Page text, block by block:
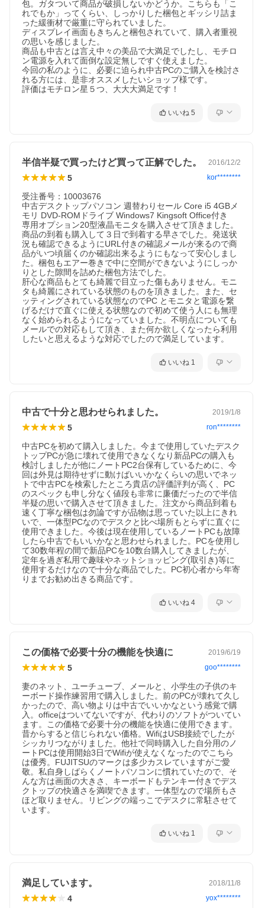
付属品
WPS officeライセンスカード、簡単マニュアル(冊子)、電源ケー
サイズ/重量
[幅] 100 ｘ [奥行き] 338 ｘ [高さ] 308 mm 重量 約 6.13 kg ※サイ
状態（外観）
その他
この商品は週替わりセール商品です。今回は上記情報の商品でお
付属しているネジでHDD増設が可能に！
※3.5インチHDDの場合ネジ4個で増設が可能です。2.5インチHDD
です。
オフィスソフト （Word、Excel等）
WPS Office (ライセンスカード)
マイクロソフトオフィスのファイルが扱えるビジネスソフトの新
ネット接続が必要です。ワード、エクセル、パワーポイントの互
ト版と同じ保存形式も選べるので、相互利用も安心！
検索用
QQ0900,QQ0999,QQ1005,QQ1011,QQ1008,QQ1103,QQ9990
包。ガタついて商品が破損しないかどうか。こちらも「こ
れでもか」ってくらい、しっかりした梱包とギッシリ詰ま
った緩衝材で厳重に守られていました。
ディスプレイ画面もきちんと梱包されていて、購入者重視
の思いを感じました。
商品も中古とは言え中々の美品で大満足でしたし、モチロ
ン電源を入れて面倒な設定無しですぐ使えました。
今回の私のように、必要に迫られ中古PCのご購入を検討さ
れる方には、是非オススメしたいショップ様です。
評価はモチロン星５つ、大大大満足です！
いいね 5
半信半疑で買ったけど買って正解でした。 2016/12/2
5 kor********
受注番号：10003676
中古デスクトップパソコン 週替わりセール Core i5 4GBメ
モリ DVD-ROMドライブ Windows7 Kingsoft Office付き
専用オプション20型液晶モニタを購入させて頂きました。
商品の到着も購入して３日で到着する早さでした。発送状
況も確認できるようにURL付きの確認メールが来るので商
品がいつ頃届くのか確認出来るようにもなって安心しまし
た。梱包もエアー巻きで中に空間ができないようにしっか
りとした隙間を詰めた梱包方法でした。
肝心な商品もとても綺麗で目立った傷もありません。モニ
タも綺麗にされている状態のものを頂きました。また、セ
ッティングされている状態なのでPC とモニタと電源を繋
げるだけで直ぐに使える状態なので初めて使う人にも無理
なく始められるようになっていました。不明点についても
メールでの対応もして頂き、また何か欲しくなったら利用
したいと思えるような対応でしたので満足しています。
いいね 1
中古で十分と思わせられました。 2019/1/8
5 ron********
中古PCを初めて購入しました。今まで使用していたデスク
トップPCが急に壊れて使用できなくなり新品PCの購入も
検討しましたが他にノートPC2台保有しているために、今
回は外見は期待せずに動けばいいかなくらいの思いでネッ
トで中古PCを検索したところ貴店の評価評判が高く、PC
のスペックも申し分なく値段も非常に廉価だったので半信
半疑の思いで購入させて頂きました。注文から商品到着も
速く丁寧な梱包は勿論ですが品物は思っていた以上にきれ
いで、一体型PCなのでデスクと比べ場所もとらずに直ぐに
使用できました。今後は現在使用しているノートPCも故障
したら中古でもいいかなと思わせられました。PCを使用し
て30数年程の間で新品PCを10数台購入してきましたが、
定年を過ぎ私用で趣味やネットショッピング(取引き)等に
使用するだけなので十分な商品でした。PC初心者から年寄
りまでお勧め出きる商品です。
いいね 4
この価格で必要十分の機能を快適に 2019/6/19
5 goo********
妻のネット、ユーチューブ、メールと、小学生の子供のキ
ーボード操作練習用で購入しました。前のPCが壊れて久し
かったので、高い物よりは中古でいいかなという感覚で購
入。officeはついてないですが、代わりのソフトがついてい
ます。この価格で必要十分の機能を快適に使用できます。
昔からすると信じられない価格。WifiはUSB接続でしたが
シッカリつながりました。他社で同時購入した自分用のノ
ートPCは使用開始3日でWifiが使えなくなったのでこちら
は優秀。FUJITSUのマークは多少カスレていますがご愛
敬。私自身しばらくノートパソコンに慣れていたので、そ
んな方は画面の大きさ、キーボードもテンキー付きでデス
クトップの快適さを満喫できます。一体型なので場所もさ
ほど取りません。リビングの端っこでデスクに常駐させて
います。
いいね 1
満足しています。 2018/11/8
4 yox********